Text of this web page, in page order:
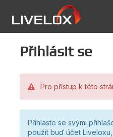
Přihlásit se
Pro přístup k této
Přihlaste se svými
použít buď účet